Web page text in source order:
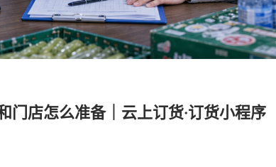
门店怎么准备｜云上订货·订货小程序